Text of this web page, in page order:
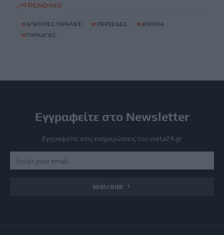
TRENDING
#ΑΠΑΤΗΤΕΣ ΠΑΡΑΛΙΕΣ # ΠΕΡΣΕΙΔΕΣ # ΕΝΟΙΚΙΑ
# ΠΥΡΚΑΓΙΕΣ
Εγγραφείτε στο Newsletter
Εγγραφείτε στις ενημερώσεις του creta24.gr
SUBSCRIBE